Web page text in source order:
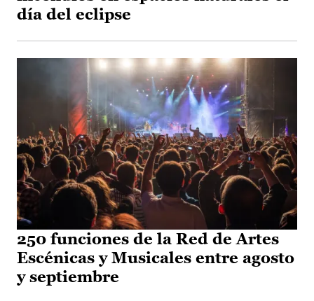
día del eclipse
250 funciones de la Red de Artes
Escénicas y Musicales entre agosto
y septiembre